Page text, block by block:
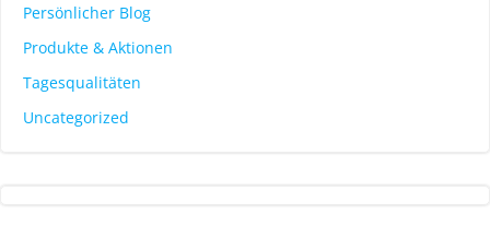
Persönlicher Blog
Produkte & Aktionen
Tagesqualitäten
Uncategorized